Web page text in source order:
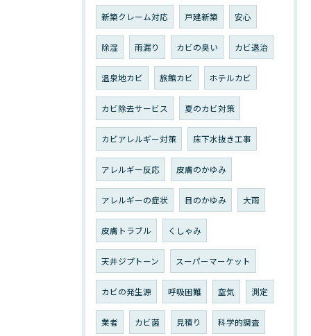
新築クレーム対応 戸建新築 安心
除湿 雨漏り カビの臭い カビ退治
温泉地カビ 旅館カビ ホテルカビ
カビ除去サービス 夏のカビ対策
カビアレルギー対策 床下水抜き工事
アレルギー反応 皮膚のかゆみ
アレルギーの症状 目のかゆみ 大雨
皮膚トラブル くしゃみ
天井ジプトーン スーパーマーケット
カビの発生源 呼吸困難 空気 測定
業者 カビ菌 見積り 科学的調査